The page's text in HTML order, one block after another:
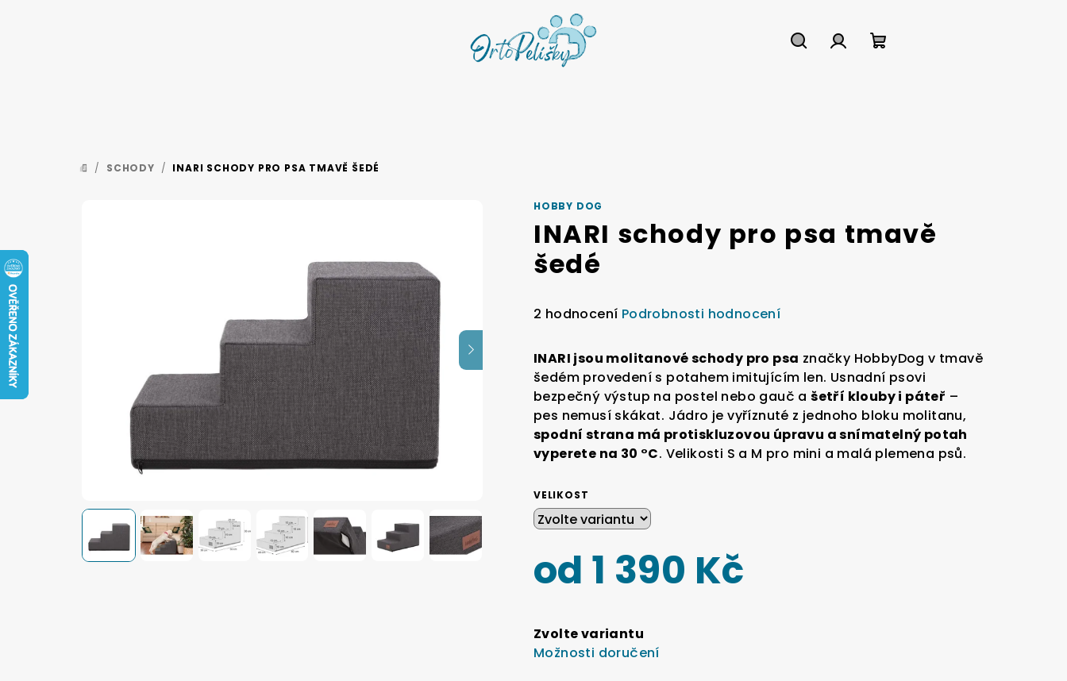
DOMŮ
/ SCHODY / INARI SCHODY PRO PSA TMAVĚ ŠEDÉ
HOBBY DOG
INARI schody pro psa tmavě
šedé
Průměrné
produktu
je
5,0
z
5
hvězdiček.
2 hodnocení Podrobnosti hodnocení
INARI jsou molitanové schody pro psa značky HobbyDog v tmavě
šedém provedení s potahem imitujícím len. Usnadní psovi
bezpečný výstup na postel nebo gauč ašetří klouby i páteř –
pes nemusí skákat. Jádro je vyříznuté z jednoho bloku molitanu,
spodní strana má protiskluzovou úpravu a snímatelný potah
vyperete na 30 °C. Velikosti S a M pro mini a malá plemena psů.
VELIKOST
od 1 390 Kč
cena:
Zvolte variantu
Možnosti doručení